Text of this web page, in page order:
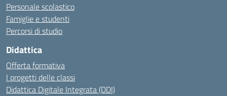
Personale scolastico
Famiglie e studenti
Percorsi di studio
Didattica
Offerta formativa
I progetti delle classi
Didattica Digitale Integrata (DDI)